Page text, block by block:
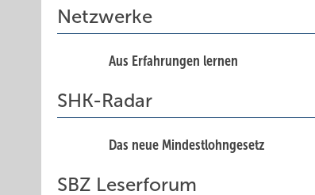
Netzwerke
Aus Erfahrungen lernen
SHK-Radar
Das neue Mindestlohngesetz
SBZ Leserforum